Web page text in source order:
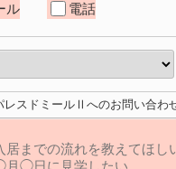
ル 電話
レスドミールⅡへのお問い合わ